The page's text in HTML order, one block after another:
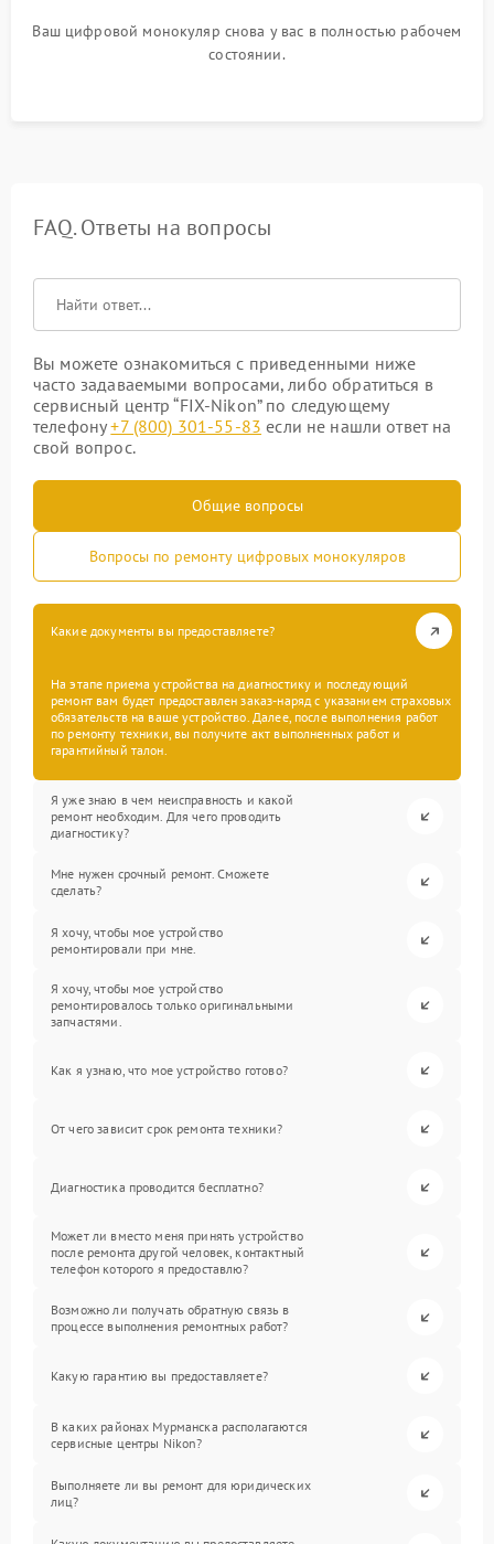
Ваш цифровой монокуляр снова у вас в полностью рабочем
состоянии.
FAQ. Ответы на вопросы
Вы можете ознакомиться с приведенными ниже
часто задаваемыми вопросами, либо обратиться в
сервисный центр “FIX-Nikon” по следующему
телефону+7 (800) 301-55-83 если не нашли ответ на
свой вопрос.
Общие вопросы
Вопросы по ремонту цифровых монокуляров
Какие документы вы предоставляете?
На этапе приема устройства на диагностику и последующий
ремонт вам будет предоставлен заказ-наряд с указанием страховых
обязательств на ваше устройство. Далее, после выполнения работ
по ремонту техники, вы получите акт выполненных работ и
гарантийный талон.
Я уже знаю в чем неисправность и какой
ремонт необходим. Для чего проводить
диагностику?
Мне нужен срочный ремонт. Сможете
сделать?
Я хочу, чтобы мое устройство
ремонтировали при мне.
Я хочу, чтобы мое устройство
ремонтировалось только оригинальными
запчастями.
Как я узнаю, что мое устройство готово?
От чего зависит срок ремонта техники?
Диагностика проводится бесплатно?
Может ли вместо меня принять устройство
после ремонта другой человек, контактный
телефон которого я предоставлю?
Возможно ли получать обратную связь в
процессе выполнения ремонтных работ?
Какую гарантию вы предоставляете?
В каких районах Мурманска располагаются
сервисные центры Nikon?
Выполняете ли вы ремонт для юридических
лиц?